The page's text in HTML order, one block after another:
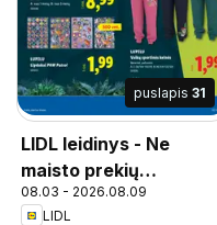
puslapis 31
LIDL leidinys - Ne
maisto prekių
pasiūlymai
08.03 - 2026.08.09
LIDL